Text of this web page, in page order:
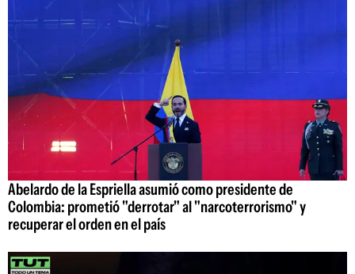
Abelardo de la Espriella asumió como presidente de
Colombia: prometió "derrotar" al "narcoterrorismo" y
recuperar el orden en el país